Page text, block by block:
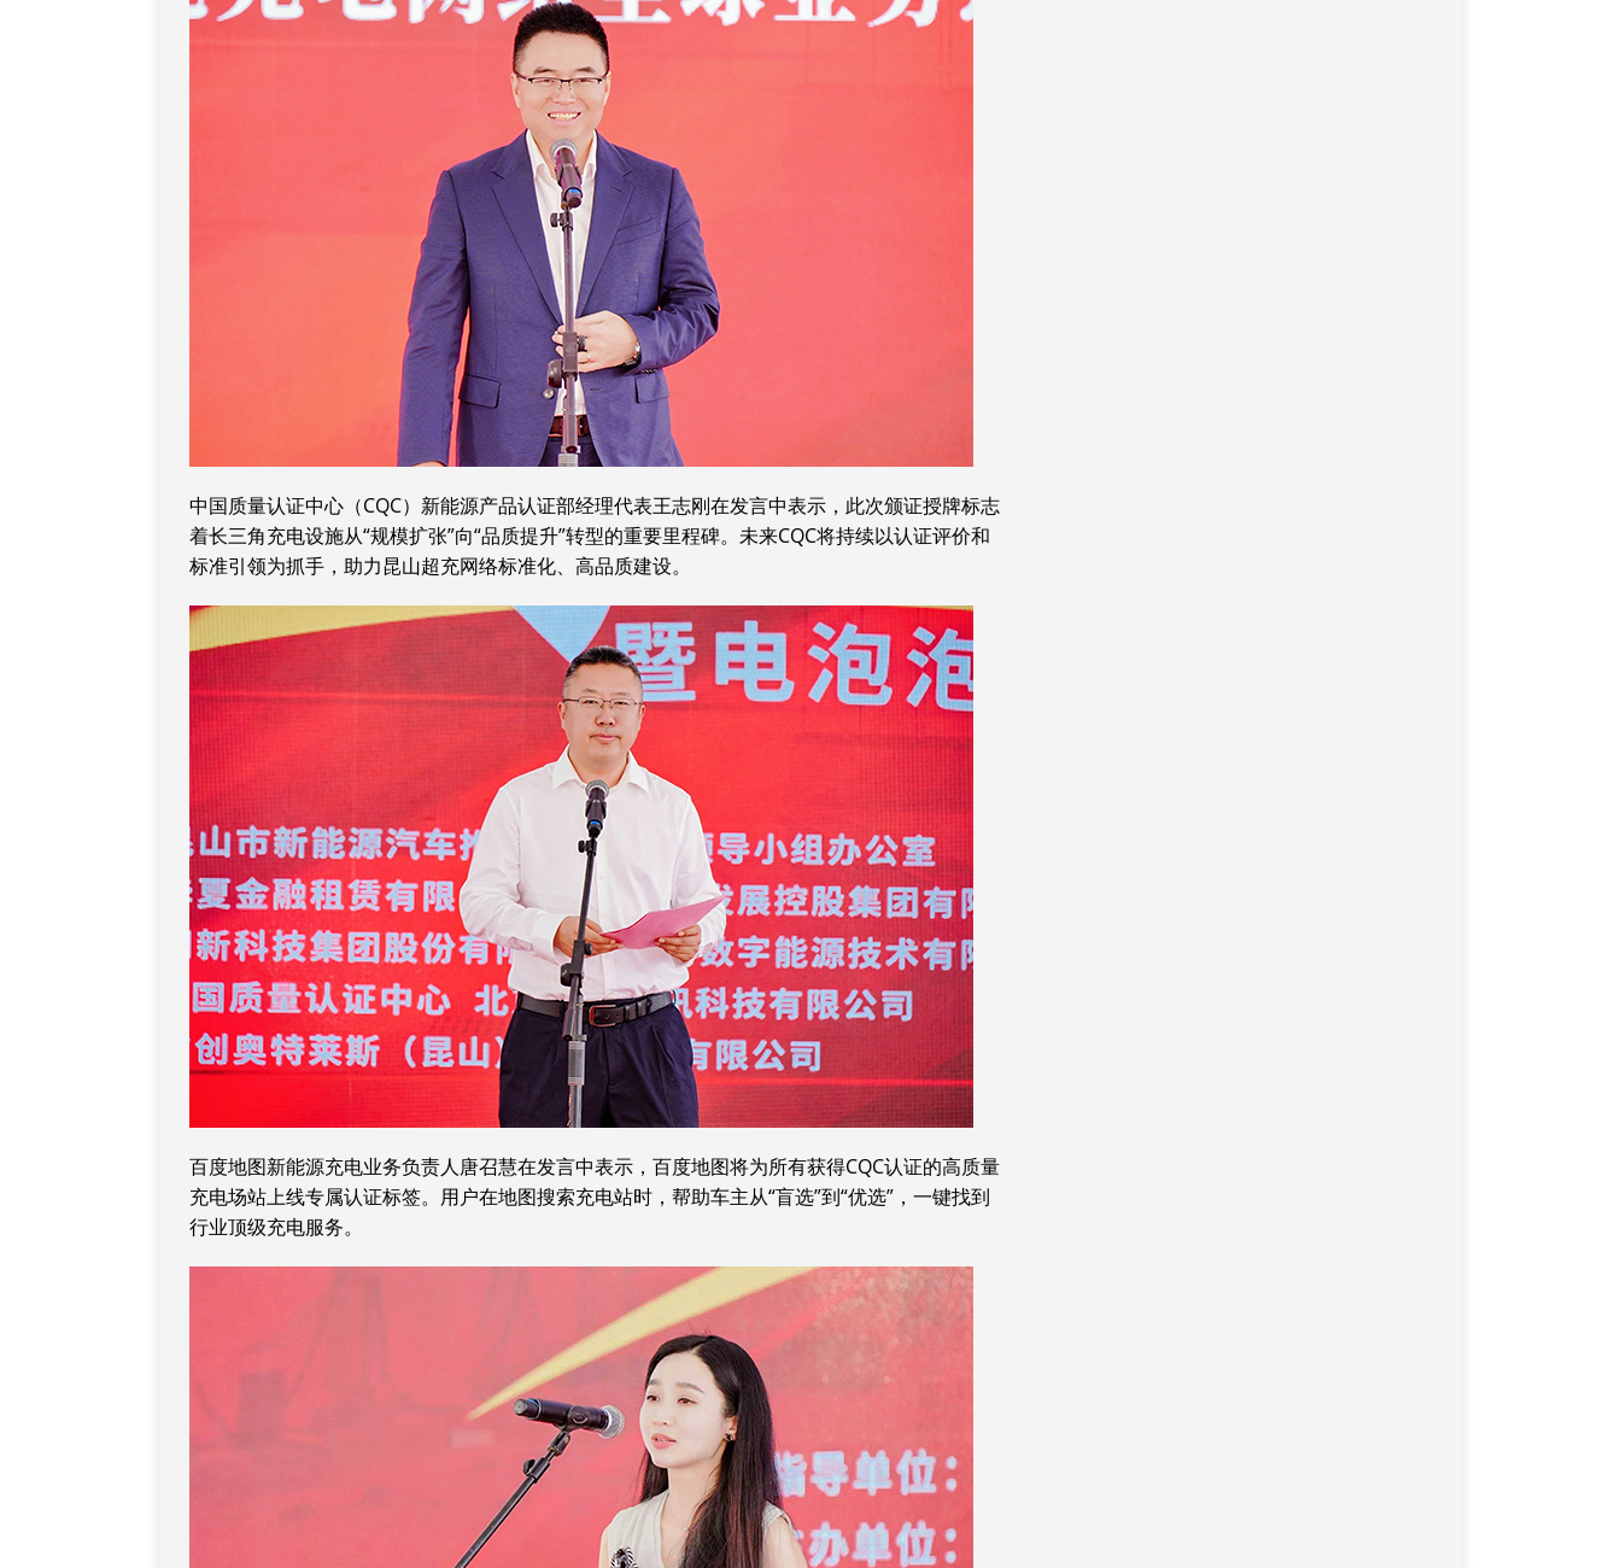
中国质量认证中心（CQC）新能源产品认证部经理代表王志刚在发言中表示，此次颁证授牌标志
着长三角充电设施从“规模扩张”向“品质提升”转型的重要里程碑。未来CQC将持续以认证评价和
标准引领为抓手，助力昆山超充网络标准化、高品质建设。
百度地图新能源充电业务负责人唐召慧在发言中表示，百度地图将为所有获得CQC认证的高质量
充电场站上线专属认证标签。用户在地图搜索充电站时，帮助车主从“盲选”到“优选”，一键找到
行业顶级充电服务。